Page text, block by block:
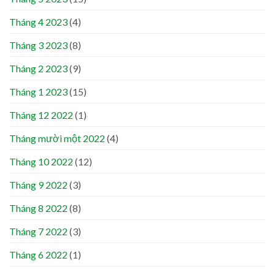
Tháng 4 2023(4)
Tháng 3 2023(8)
Tháng 2 2023(9)
Tháng 1 2023(15)
Tháng 12 2022 (1)
Tháng mười một 2022 (4)
Tháng 10 2022 (12)
Tháng 9 2022 (3)
Tháng 8 2022 (8)
Tháng 7 2022 (3)
Tháng 6 2022 (1)